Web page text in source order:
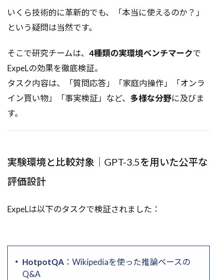
いくら技術的に革新的でも、「本当に使えるのか？」
という疑問は当然です。
そこで研究チームは、 4種類の実環境ベンチマークで
ExpeLの効果を徹底検証。
タスク内容は、「質問応答」「家庭内操作」「オンラ
イン買い物」「事実検証」など、 多様な分野に及びま
す。
実験環境と比較対象｜GPT-3.5を用いた公平な
評価設計
ExpeLは以下のタスクで検証されました：
HotpotQA：Wikipediaを使った推論ベースの
Q&A